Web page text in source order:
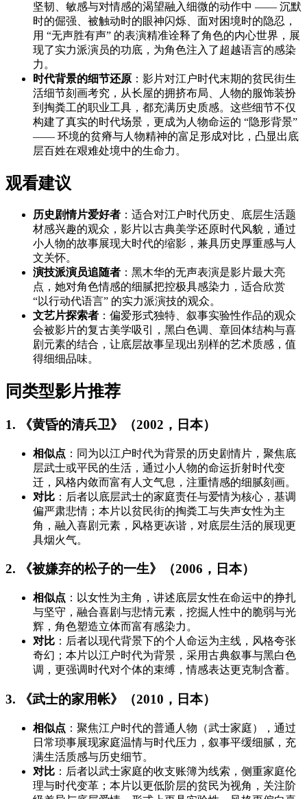
坚韧、敏感与对情感的渴望融入细微的动作中 —— 沉默
时的倔强、被触动时的眼神闪烁、面对困境时的隐忍，
用 “无声胜有声” 的表演精准诠释了角色的内心世界，展
现了实力派演员的功底，为角色注入了超越语言的感染
力。
时代背景的细节还原 ：影片对江户时代末期的贫民街生
活细节刻画考究，从长屋的拥挤布局、人物的服饰装扮
到掏粪工的职业工具，都充满历史质感。这些细节不仅
构建了真实的时代场景，更成为人物命运的 “隐形背景”
—— 环境的贫瘠与人物精神的富足形成对比，凸显出底
层百姓在艰难处境中的生命力。
观看建议
历史剧情片爱好者 ：适合对江户时代历史、底层生活题
材感兴趣的观众，影片以古典美学还原时代风貌，通过
小人物的故事展现大时代的缩影，兼具历史厚重感与人
文关怀。
演技派演员追随者 ：黑木华的无声表演是影片最大亮
点，她对角色情感的细腻把控极具感染力，适合欣赏
“以行动代语言” 的实力派演技的观众。
文艺片探索者 ：偏爱形式独特、叙事实验性作品的观众
会被影片的复古美学吸引，黑白色调、章回体结构与喜
剧元素的结合，让底层故事呈现出别样的艺术质感，值
得细细品味。
同类型影片推荐
1. 《黄昏的清兵卫》（2002，日本）
相似点 ：同为以江户时代为背景的历史剧情片，聚焦底
层武士或平民的生活，通过小人物的命运折射时代变
迁，风格内敛而富有人文气息，注重情感的细腻刻画。
对比 ：后者以底层武士的家庭责任与爱情为核心，基调
偏严肃悲情；本片以贫民街的掏粪工与失声女性为主
角，融入喜剧元素，风格更诙谐，对底层生活的展现更
具烟火气。
2. 《被嫌弃的松子的一生》（2006，日本）
相似点 ：以女性为主角，讲述底层女性在命运中的挣扎
与坚守，融合喜剧与悲情元素，挖掘人性中的脆弱与光
辉，角色塑造立体而富有感染力。
对比 ：后者以现代背景下的个人命运为主线，风格夸张
奇幻；本片以江户时代为背景，采用古典叙事与黑白色
调，更强调时代对个体的束缚，情感表达更克制含蓄。
3. 《武士的家用帐》（2010，日本）
相似点 ：聚焦江户时代的普通人物（武士家庭），通过
日常琐事展现家庭温情与时代压力，叙事平缓细腻，充
满生活质感与历史细节。
对比 ：后者以武士家庭的收支账簿为线索，侧重家庭伦
理与时代变革；本片以更低阶层的贫民为视角，关注阶